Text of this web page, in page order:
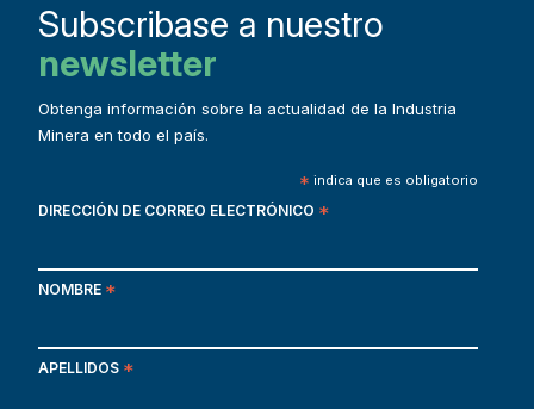
Subscribase a nuestro
newsletter
Obtenga información sobre la actualidad de la Industria
Minera en todo el país.
* indica que es obligatorio
DIRECCIÓN DE CORREO ELECTRÓNICO *
NOMBRE *
APELLIDOS *